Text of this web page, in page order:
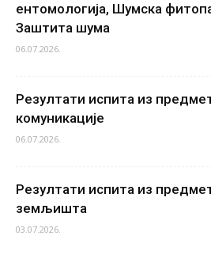
ентомологија, Шумска
Заштита шума
06.07.2026.
Резултати испита из
комуникације
06.07.2026.
Резултати испита из
земљишта
03.07.2026.